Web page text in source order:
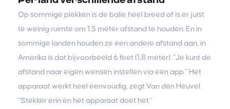
Op sommige plekken is de balie heel breed of is er juist
te weinig ruimte om 1,5 meter afstand te houden. En in
sommige landen houden ze een andere afstand aan, in
Amerika is dat bijvoorbeeld 6 feet (1,8 meter). “Je kunt de
afstand naar eigen wensen instellen via een app.” Het
apparaat werkt heel eenvoudig, zegt Van den Heuvel.
“Stekker erin en het apparaat doet het.”